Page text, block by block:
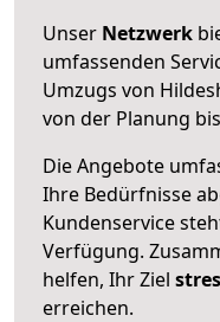
Unser Netzwerk
umfassenden
Umzugs von
von der Planung
Die Angebote
Ihre Bedürfnisse
Kundenservice
Verfügung.
helfen, Ihr Ziel
erreichen.